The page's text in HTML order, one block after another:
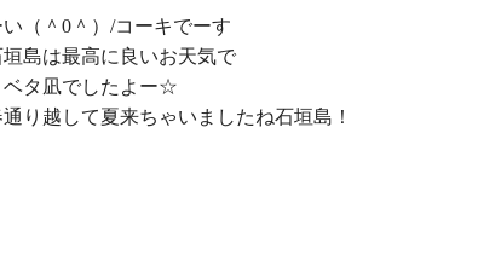
（＾0＾）/コーキでーす
島は最高に良いお天気で
ベタ凪でしたよー☆
り越して夏来ちゃいましたね石垣島！